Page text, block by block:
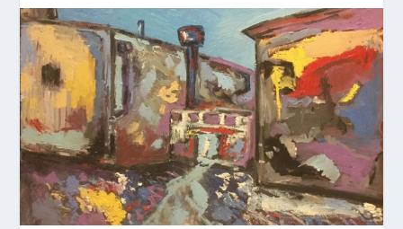
CRÍTICA: JOAQUÍN PARDO
CRÍTICA: ÀNGELS ESTELLA PONT
CRÍTICA: ALFONSO SÁNCHEZ PÉREZ
EL PAISAJISMO ROMÁNTICO DE
JENARO PÉREZ VILLAAMIL...
‘INVITADAS’, LA EXPOSICIÓN DEL
AÑO EN ...